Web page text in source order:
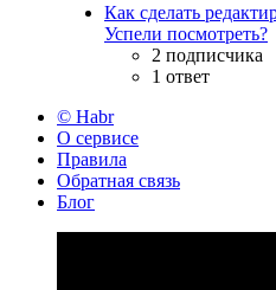
Как сделать
Успели посмотреть?
2 подписчика
1 ответ
© Habr
О сервисе
Правила
Обратная связь
Блог